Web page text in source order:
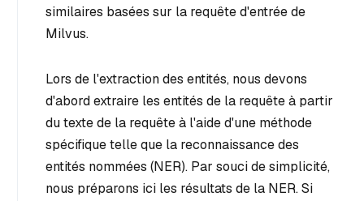
similaires basées sur la requête d'entrée de
Milvus.
Lors de l'extraction des entités, nous devons
d'abord extraire les entités de la requête à partir
du texte de la requête à l'aide d'une méthode
spécifique telle que la reconnaissance des
entités nommées (NER). Par souci de simplicité,
nous préparons ici les résultats de la NER. Si